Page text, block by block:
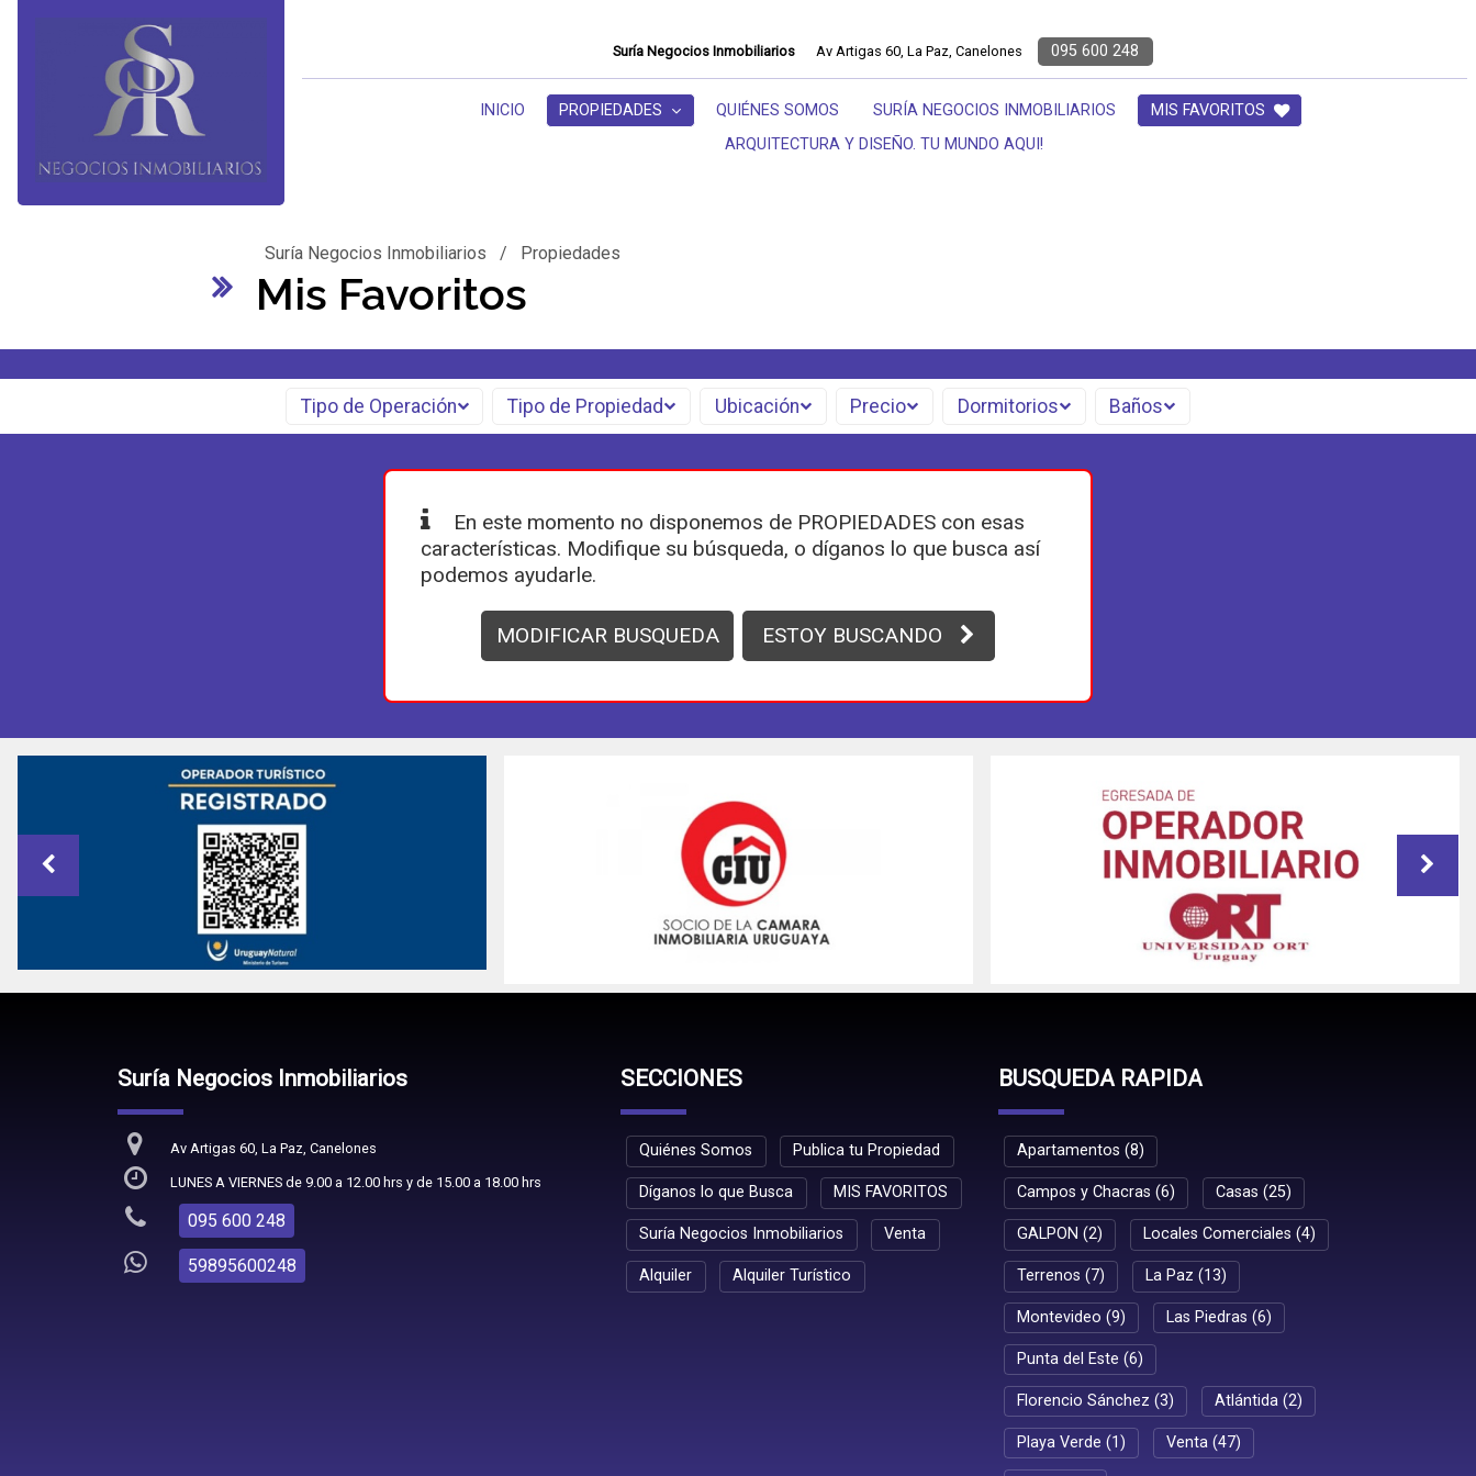
Suría Negocios Inmobiliarios Av Artigas 60, La Paz, Canelones 095 600 248
INICIO PROPIEDADES QUIÉNES SOMOS SURÍA NEGOCIOS INMOBILIARIOS
MIS FAVORITOS
ARQUITECTURA Y DISEÑO. TU MUNDO AQUI!
Suría Negocios Inmobiliarios / Propiedades
Mis Favoritos
Tipo de Operación Tipo de Propiedad Ubicación Precio Dormitorios Baños
En este momento no disponemos de PROPIEDADES con esas
características. Modifique su búsqueda, o díganos lo que busca así
podemos ayudarle.
MODIFICAR BUSQUEDA ESTOY BUSCANDO
Suría Negocios Inmobiliarios
Av Artigas 60, La Paz, Canelones
LUNES A VIERNES de 9.00 a 12.00 hrs y de 15.00 a 18.00 hrs
095 600 248
59895600248
SECCIONES
Quiénes Somos Publica tu Propiedad
Díganos lo que Busca MIS FAVORITOS
Suría Negocios Inmobiliarios Venta
Alquiler Alquiler Turístico
BUSQUEDA RAPIDA
Apartamentos (8)
Campos y Chacras (6) Casas (25)
GALPON (2) Locales Comerciales (4)
Terrenos (7) La Paz (13)
Montevideo (9) Las Piedras (6)
Punta del Este (6)
Florencio Sánchez (3) Atlántida (2)
Playa Verde (1) Venta (47)